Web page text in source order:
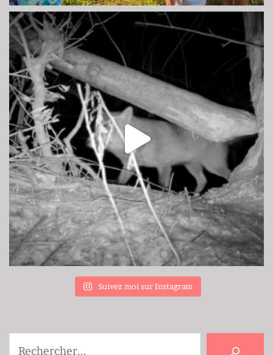
Suivez moi sur Instagram